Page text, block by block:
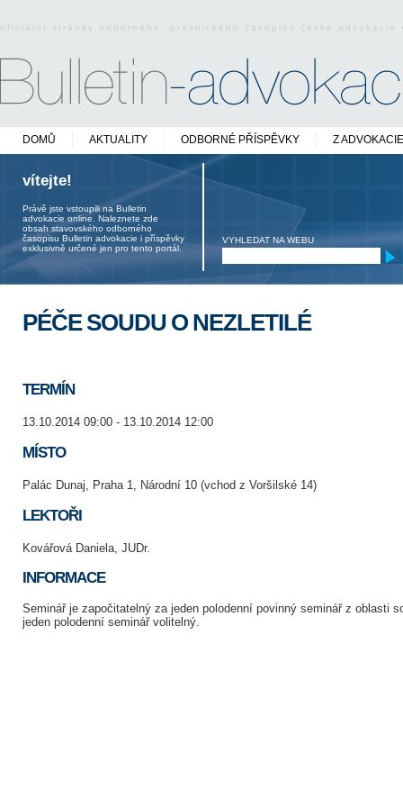
oficiální stránky odborného právnického časopisu české
DOMŮ AKTUALITY ODBORNÉ PŘÍSPĚVKY Z ADVOKACIE
vítejte!
Právě jste vstoupili na Bulletin
advokacie online. Naleznete zde
obsah stavovského odborného
časopisu Bulletin advokacie i příspěvky
exklusivně určené jen pro tento portál.
VYHLEDAT NA WEBU
PÉČE SOUDU O NEZLETILÉ
TERMÍN
13.10.2014 09:00 - 13.10.2014 12:00
MÍSTO
Palác Dunaj, Praha 1, Národní 10 (vchod z Voršilské 14)
LEKTOŘI
Kovářová Daniela, JUDr.
INFORMACE
Seminář je započitatelný za jeden polodenní povinný seminář z oblasti
jeden polodenní seminář volitelný.